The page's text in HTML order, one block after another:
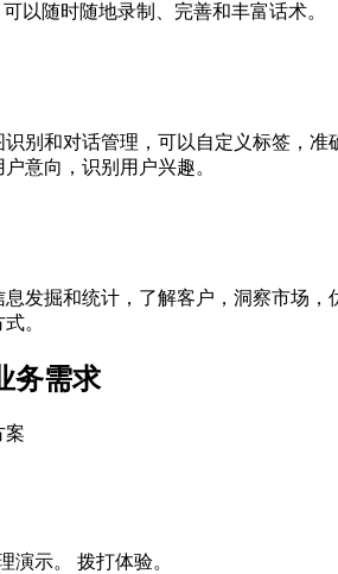
以随时随地录制、完善和丰富话术。
别和对话管理，可以自定义标签，准
意向，识别用户兴趣。
发掘和统计，了解客户，洞察市场，
。
务需求
案
演示。 拨打体验。